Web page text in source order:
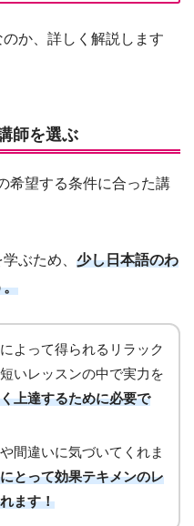
か、詳しく解説します
師を選ぶ
希望する条件に合った講
ぶため、 少し日本語のわ
。
よって得られるリラック
いレッスンの中で実力を
上達するために必要で
間違いに気づいてくれま
とって効果テキメンのレ
ます！